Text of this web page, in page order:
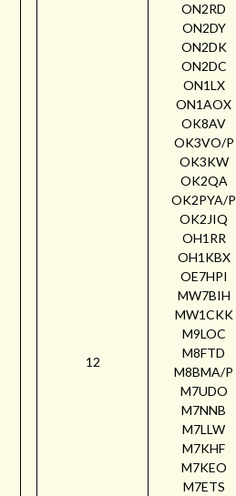
12
ON2RD
ON2DY
ON2DK
ON2DC
ON1LX
ON1AOX
OK8AV
OK3VO/P
OK3KW
OK2QA
OK2PYA/P
OK2JIQ
OH1RR
OH1KBX
OE7HPI
MW7BIH
MW1CKK
M9LOC
M8FTD
M8BMA/P
M7UDO
M7NNB
M7LLW
M7KHF
M7KEO
M7ETS